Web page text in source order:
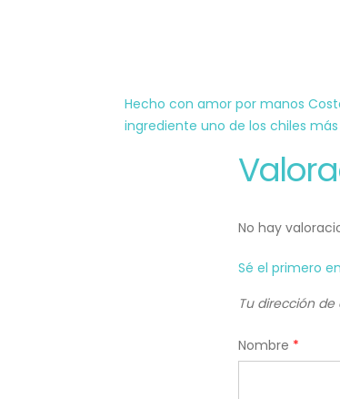
Hecho con amor por manos
ingrediente uno de los chiles
No hay
Sé el primero
Tu dirección
Nombre *